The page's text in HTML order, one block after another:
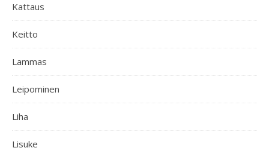
Kattaus
Keitto
Lammas
Leipominen
Liha
Lisuke